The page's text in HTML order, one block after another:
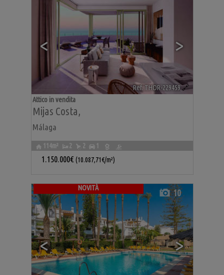
< >
Ref. THOR-229459🔗
Mijas Costa,
Málaga
Attico in vendita
114m² 2 2 1
1.150.000€ (10.087,71€/m²)
NOVITÀ
< >
10